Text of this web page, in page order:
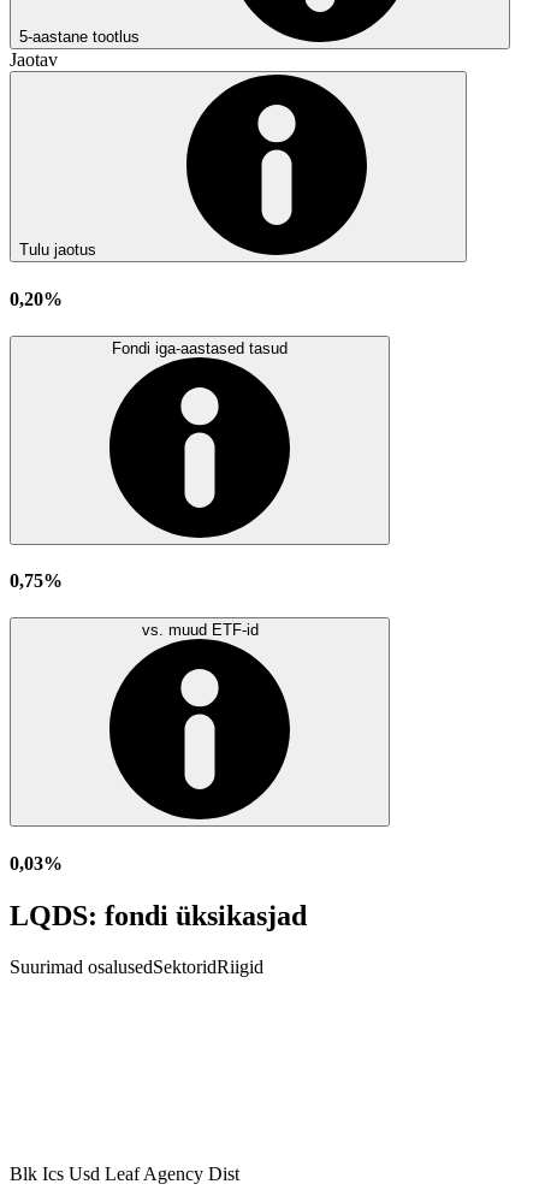
5-aastane tootlus
Jaotav
Tulu jaotus
0,20%
Fondi iga-aastased tasud
0,75%
vs. muud ETF-id
0,03%
LQDS: fondi üksikasjad
Suurimad osalusedSektoridRiigid
Blk Ics Usd Leaf Agency Dist